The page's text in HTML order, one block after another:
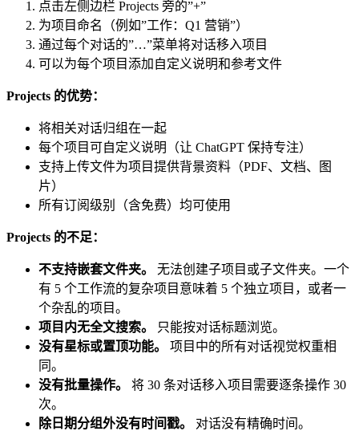
点击左侧边栏 Projects 旁的”+”
为项目命名（例如”工作：Q1 营销”）
通过每个对话的”…”菜单将对话移入项目
可以为每个项目添加自定义说明和参考文件
Projects 的优势：
将相关对话归组在一起
每个项目可自定义说明（让 ChatGPT 保持专注）
支持上传文件为项目提供背景资料（PDF、文档、图
片）
所有订阅级别（含免费）均可使用
Projects 的不足：
不支持嵌套文件夹。
无法创建子项目或子文件夹。一个
有 5 个工作流的复杂项目意味着 5 个独立项目，或者一
个杂乱的项目。
项目内无全文搜索。
只能按对话标题浏览。
没有星标或置顶功能。
项目中的所有对话视觉权重相
同。
没有批量操作。
将 30 条对话移入项目需要逐条操作 30
次。
除日期分组外没有时间戳。
对话没有精确时间。